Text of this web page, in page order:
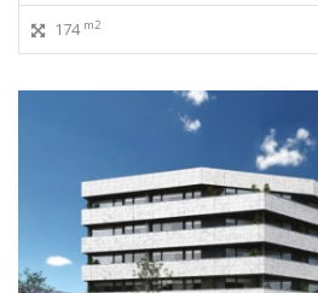
174 m2